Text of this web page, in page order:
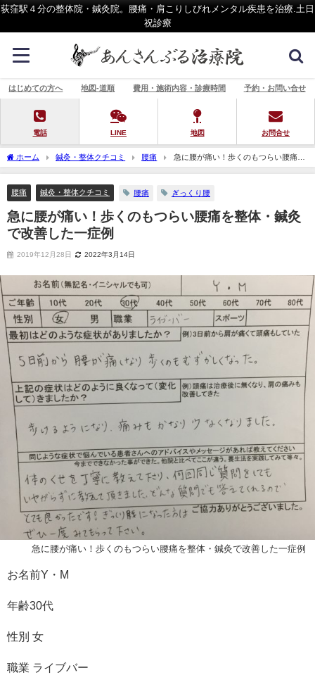
荻窪駅４分の整体院・鍼灸院。腰痛・肩こりしびれメンタル疾患を治療.土日
祝診療
はじめての方へ 地図-道順 費用・施術内容・診療時間 予約・お問い合せ
電話 LINE 地図 お問合せ
ホーム 鍼灸・整体クチコミ 腰痛
急に腰が痛い！歩くのもつらい腰痛を
整体・鍼灸で改善した一症例
腰痛 鍼灸・整体クチコミ 腰痛 ぎっくり腰
急に腰が痛い！歩くのもつらい腰痛を整体・鍼灸
で改善した一症例
2019年12月28日 2022年3月14日
急に腰が痛い！歩くのもつらい腰痛を整体・鍼灸で改善した一症例
お名前Y・M
年齢30代
性別 女
職業 ライブバー